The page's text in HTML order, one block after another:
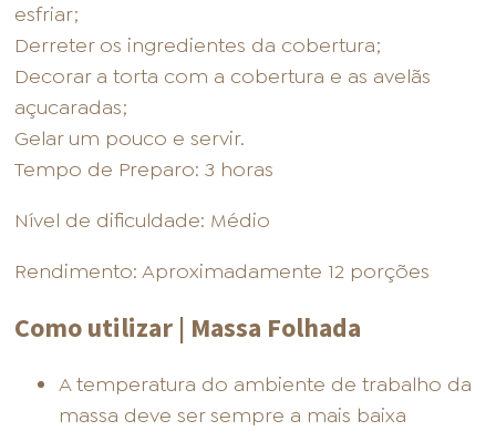
esfriar;
Derreter os ingredientes da cobertura;
Decorar a torta com a cobertura e as avelãs
açucaradas;
Gelar um pouco e servir.
Tempo de Preparo: 3 horas
Nível de dificuldade: Médio
Rendimento: Aproximadamente 12 porções
Como utilizar | Massa Folhada
A temperatura do ambiente de trabalho da
massa deve ser sempre a mais baixa